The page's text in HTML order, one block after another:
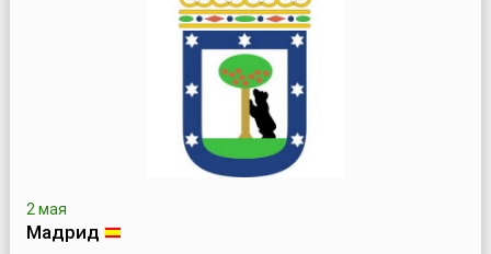
2 мая
Мадрид